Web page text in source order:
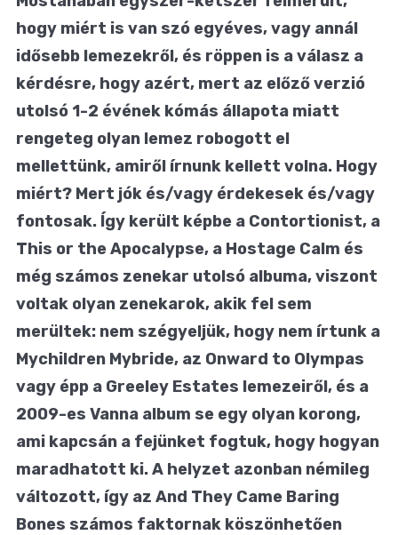
hogy miért is van szó egyéves, vagy annál
idősebb lemezekről, és röppen is a válasz a
kérdésre, hogy azért, mert az előző verzió
utolsó 1-2 évének kómás állapota miatt
rengeteg olyan lemez robogott el
mellettünk, amiről írnunk kellett volna. Hogy
miért? Mert jók és/vagy érdekesek és/vagy
fontosak. Így került képbe a Contortionist, a
This or the Apocalypse, a Hostage Calm és
még számos zenekar utolsó albuma, viszont
voltak olyan zenekarok, akik fel sem
merültek: nem szégyeljük, hogy nem írtunk a
Mychildren Mybride, az Onward to Olympas
vagy épp a Greeley Estates lemezeiről, és a
2009-es Vanna album se egy olyan korong,
ami kapcsán a fejünket fogtuk, hogy hogyan
maradhatott ki. A helyzet azonban némileg
változott, így az And They Came Baring
Bones számos faktornak köszönhetően